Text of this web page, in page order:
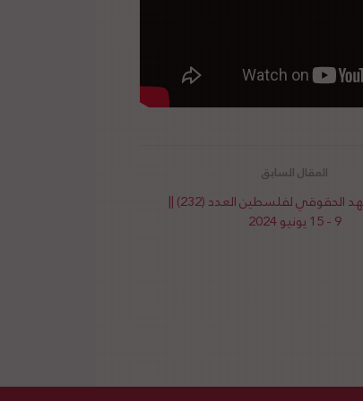
تقرير المشهد الحقوقي لفلسطين العدد (232) ||
9 - 15 يونيو 2024